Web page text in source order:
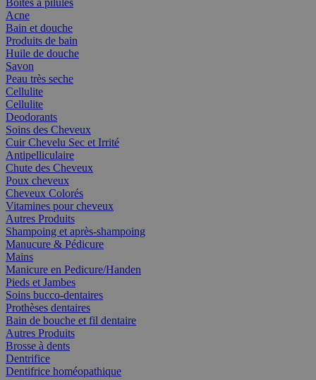
Boîtes à pilules
Acne
Bain et douche
Produits de bain
Huile de douche
Savon
Peau très seche
Cellulite
Cellulite
Deodorants
Soins des Cheveux
Cuir Chevelu Sec et Irrité
Antipelliculaire
Chute des Cheveux
Poux cheveux
Cheveux Colorés
Vitamines pour cheveux
Autres Produits
Shampoing et après-shampoing
Manucure & Pédicure
Mains
Manicure en Pedicure/Handen
Pieds et Jambes
Soins bucco-dentaires
Prothèses dentaires
Bain de bouche et fil dentaire
Autres Produits
Brosse à dents
Dentrifice
Dentifrice homéopathique